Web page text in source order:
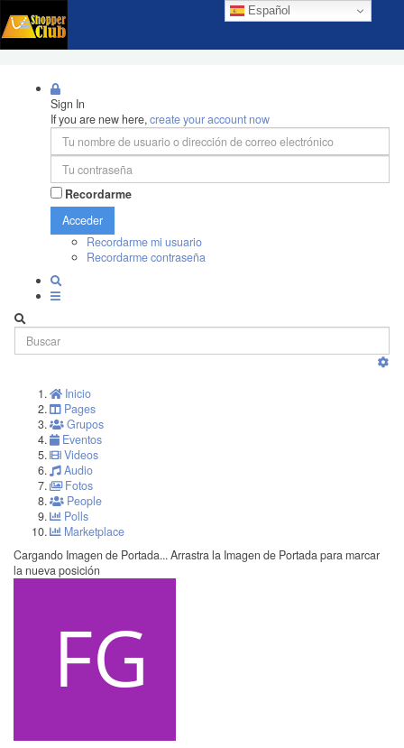
Español
Sign In
If you are new here,create your account now
Recordarme
Acceder
Recordarme mi usuario
Recordarme contraseña
Inicio
Pages
Grupos
Eventos
Videos
Audio
Fotos
People
Polls
Marketplace
Cargando Imagen de Portada... Arrastra la Imagen de Portada para marcar
la nueva posición